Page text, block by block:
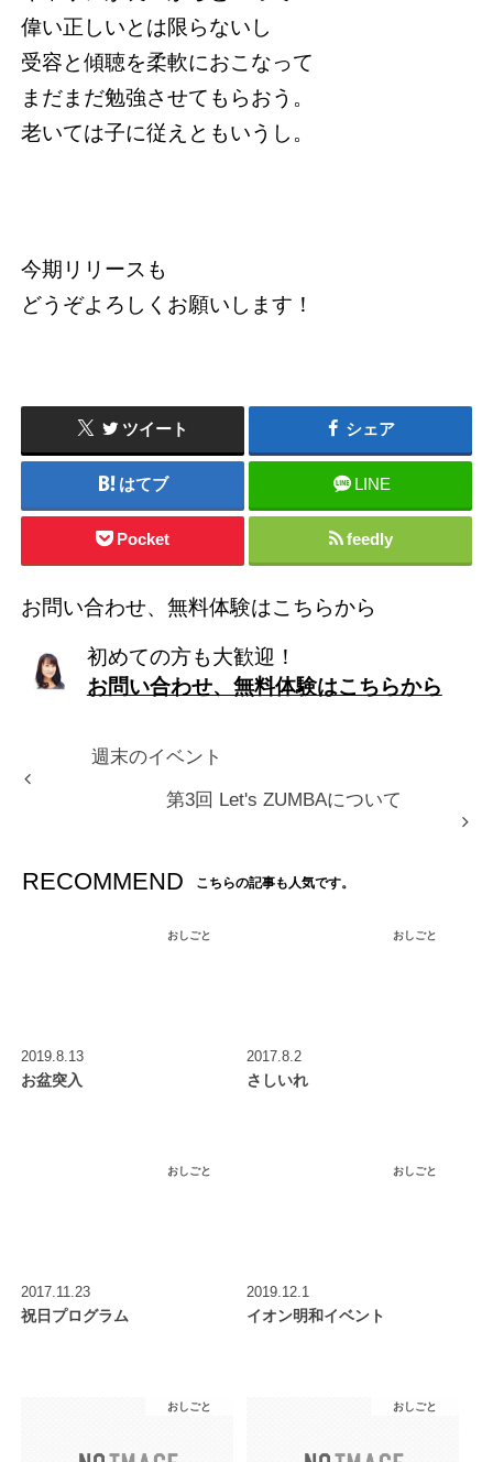
偉い正しいとは限らないし
受容と傾聴を柔軟におこなって
まだまだ勉強させてもらおう。
老いては子に従えともいうし。
今期リリースも
どうぞよろしくお願いします！
ツイート シェア
はてブ LINE
Pocket feedly
お問い合わせ、無料体験はこちらから
初めての方も大歓迎！
お問い合わせ、無料体験はこちらから
週末のイベント
第3回 Let's ZUMBAについて
RECOMMEND こちらの記事も人気です。
おしごと
2019.8.13
お盆突入
おしごと
2017.8.2
さしいれ
おしごと
2017.11.23
祝日プログラム
おしごと
2019.12.1
イオン明和イベント
おしごと おしごと